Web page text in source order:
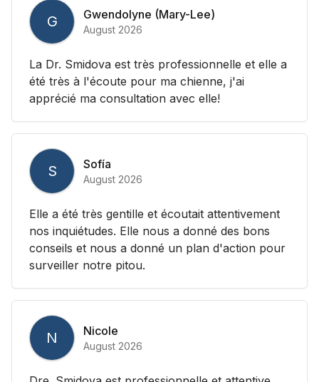
G Gwendolyne (Mary-Lee)
August 2026
La Dr. Smidova est très professionnelle et elle a
été très à l'écoute pour ma chienne, j'ai
apprécié ma consultation avec elle!
S Sofía
August 2026
Elle a été très gentille et écoutait attentivement
nos inquiétudes. Elle nous a donné des bons
conseils et nous a donné un plan d'action pour
surveiller notre pitou.
N Nicole
August 2026